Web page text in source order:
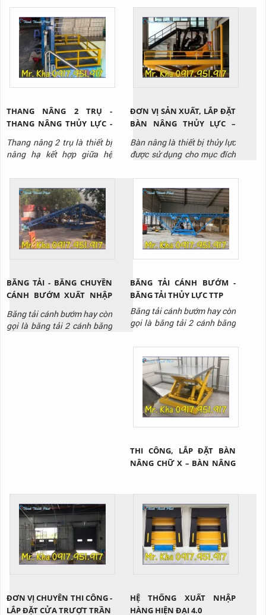
xuất dòng sản phẩm bàn
nâng thủy lực chất lượng
nhất trên thị trường hiện
nay.
THANG NÂNG 2 TRỤ -
THANG NÂNG THỦY LỰC -
THANG NÂNG CÔNG
NGHIỆP
Thang nâng 2 trụ là thiết bị
nâng hạ kết hợp giữa hệ
cáp kéo để nâng hạ hàng
hóa, trang thiết bị lên cao
tại nhà máy, kho bãi, công
trình xây dựng,...
ĐƠN VỊ SẢN XUẤT, LẮP ĐẶT
BÀN NÂNG THỦY LỰC –
BÀN NÂNG HÀNG VIỆT
NAM
Bàn nâng là thiết bị thủy lực
được sử dụng cho mục đích
nhà kho, phân xưởng. Bàn
nâng được thiết kế đa dạng
với nhiều loại tải trọng,
chiều cao nâng để phù hợp
với nhiều mục đích sử dụng
khác nhau.
BĂNG TẢI - BĂNG CHUYỀN
CÁNH BƯỚM XUẤT NHẬP
01
Băng tải cánh bướm hay còn
gọi là băng tải 2 cánh băng
BĂNG TẢI CÁNH BƯỚM -
BĂNG TẢI THỦY LỰC TTP
Băng tải cánh bướm hay còn
gọi là băng tải 2 cánh băng
hạ xuống một cách dễ dàng
nhờ vào hệ thống thủy lực
THI CÔNG, LẮP ĐẶT BÀN
NÂNG CHỮ X – BÀN NÂNG
ĐƠN VỊ CHUYÊN THI CÔNG -
LẮP ĐẶT CỬA TRƯỢT TRẦN
HỆ THỐNG XUẤT NHẬP
HÀNG HIỆN ĐẠI 4.0